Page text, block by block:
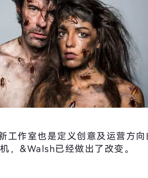
工作室也是定义创意及运营方向
，&Walsh已经做出了改变。